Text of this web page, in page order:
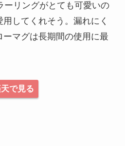
ーリングがとても可愛いの
してくれそう。漏れにく
ーマグは長期間の使用に最
で見る